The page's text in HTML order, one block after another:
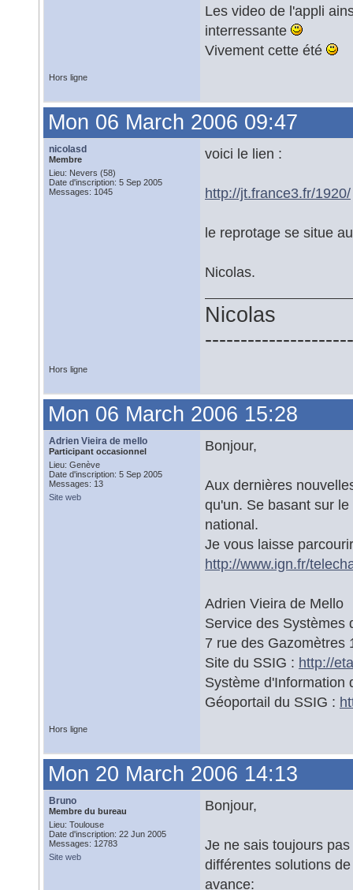
Les video de l'appli
interressante
Vivement cette été
Hors ligne
Mon 06 March 2006 09:47
nicolasd
Membre
Lieu: Nevers (58)
Date d'inscription: 5 Sep 2005
Messages: 1045
voici le lien :
http://jt.france3.fr/1920/
le reprotage se situe
Nicolas.
Nicolas
Hors ligne
Mon 06 March 2006 15:28
Adrien Vieira de mello
Participant occasionnel
Lieu: Genève
Date d'inscription: 5 Sep 2005
Messages: 13
Site web
Bonjour,
Aux dernières
qu'un. Se basant sur
national.
Je vous laisse
http://www.ign.fr/
Adrien Vieira de Mello
Service des Systèmes
7 rue des Gazomètres
Site du SSIG : http://
Système d'Information
Géoportail du SSIG :
Hors ligne
Mon 20 March 2006 14:13
Bruno
Membre du bureau
Lieu: Toulouse
Date d'inscription: 22 Jun 2005
Messages: 12783
Site web
Bonjour,
Je ne sais toujours
différentes solutions
avance: